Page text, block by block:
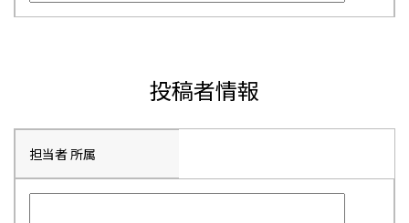
投稿者情報
担当者 所属